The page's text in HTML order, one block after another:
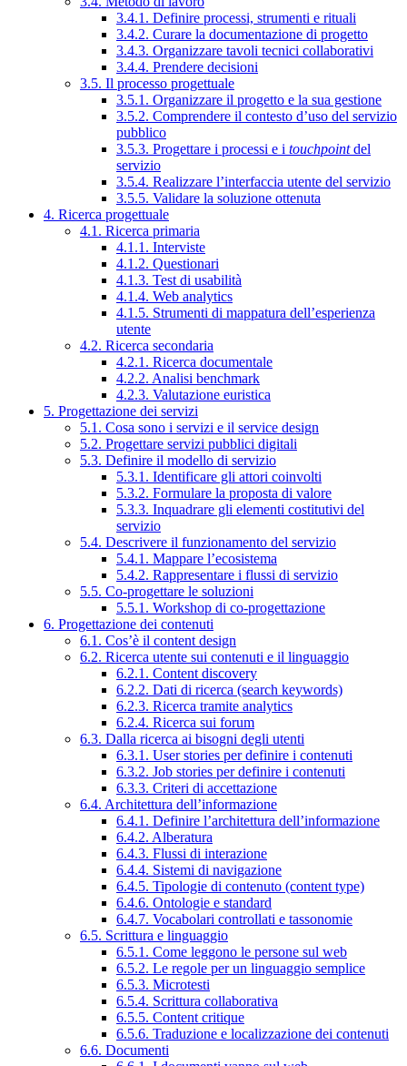
3.4.1. Definire processi, strumenti e rituali
3.4.2. Curare la documentazione di progetto
3.4.3. Organizzare tavoli tecnici collaborativi
3.4.4. Prendere decisioni
3.5. Il processo progettuale
3.5.1. Organizzare il progetto e la sua gestione
3.5.2. Comprendere il contesto d’uso del servizio
pubblico
3.5.3. Progettare i processi e i touchpointdel
servizio
3.5.4. Realizzare l’interfaccia utente del servizio
3.5.5. Validare la soluzione ottenuta
4. Ricerca progettuale
4.1. Ricerca primaria
4.1.1. Interviste
4.1.2. Questionari
4.1.3. Test di usabilità
4.1.4. Web analytics
4.1.5. Strumenti di mappatura dell’esperienza
utente
4.2. Ricerca secondaria
4.2.1. Ricerca documentale
4.2.2. Analisi benchmark
4.2.3. Valutazione euristica
5. Progettazione dei servizi
5.1. Cosa sono i servizi e il service design
5.2. Progettare servizi pubblici digitali
5.3. Definire il modello di servizio
5.3.1. Identificare gli attori coinvolti
5.3.2. Formulare la proposta di valore
5.3.3. Inquadrare gli elementi costitutivi del
servizio
5.4. Descrivere il funzionamento del servizio
5.4.1. Mappare l’ecosistema
5.4.2. Rappresentare i flussi di servizio
5.5. Co-progettare le soluzioni
5.5.1. Workshop di co-progettazione
6. Progettazione dei contenuti
6.1. Cos’è il content design
6.2. Ricerca utente sui contenuti e il linguaggio
6.2.1. Content discovery
6.2.2. Dati di ricerca (search keywords)
6.2.3. Ricerca tramite analytics
6.2.4. Ricerca sui forum
6.3. Dalla ricerca ai bisogni degli utenti
6.3.1. User stories per definire i contenuti
6.3.2. Job stories per definire i contenuti
6.3.3. Criteri di accettazione
6.4. Architettura dell’informazione
6.4.1. Definire l’architettura dell’informazione
6.4.2. Alberatura
6.4.3. Flussi di interazione
6.4.4. Sistemi di navigazione
6.4.5. Tipologie di contenuto (content type)
6.4.6. Ontologie e standard
6.4.7. Vocabolari controllati e tassonomie
6.5. Scrittura e linguaggio
6.5.1. Come leggono le persone sul web
6.5.2. Le regole per un linguaggio semplice
6.5.3. Microtesti
6.5.4. Scrittura collaborativa
6.5.5. Content critique
6.5.6. Traduzione e localizzazione dei contenuti
6.6. Documenti